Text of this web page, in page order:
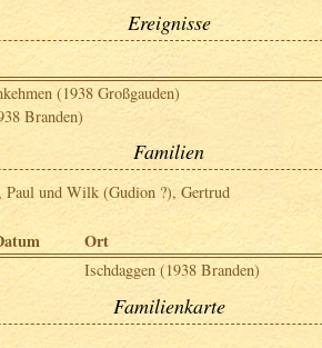
Ereignisse
(1938 Großgauden)
Branden)
Familien
Paul und Wilk (Gudion ?), Gertrud
Ort
Ischdaggen (1938 Branden)
Familienkarte